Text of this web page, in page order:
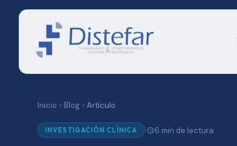
Inicio Blog Artículo
INVESTIGACIÓN CLÍNICA · 6 min de lectura